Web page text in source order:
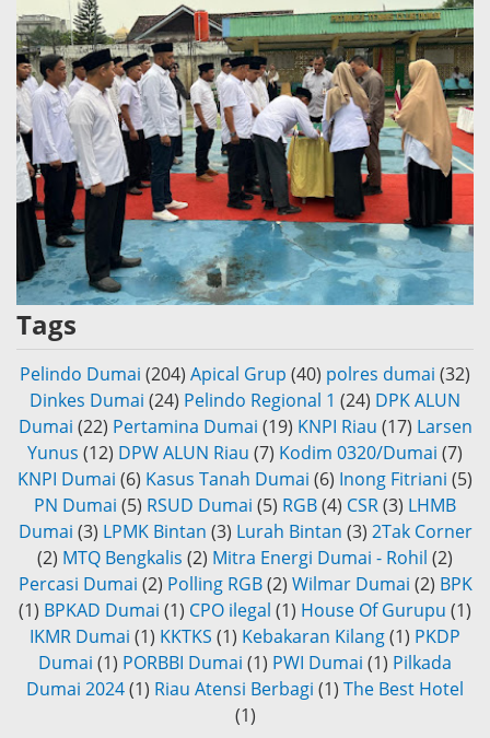
Tags
Pelindo Dumai (204) Apical Grup (40) polres dumai (32)
Dinkes Dumai (24) Pelindo Regional 1 (24) DPK ALUN
Dumai (22) Pertamina Dumai (19) KNPI Riau (17) Larsen
Yunus (12) DPW ALUN Riau (7) Kodim 0320/Dumai (7)
KNPI Dumai (6) Kasus Tanah Dumai (6) Inong Fitriani (5)
PN Dumai (5) RSUD Dumai (5) RGB(4) CSR(3) LHMB
Dumai (3) LPMK Bintan (3) Lurah Bintan (3) 2Tak Corner
(2) MTQ Bengkalis (2) Mitra Energi Dumai - Rohil (2)
Percasi Dumai (2) Polling RGB (2) Wilmar Dumai (2) BPK
(1) BPKAD Dumai (1) CPO ilegal (1) House Of Gurupu (1)
IKMR Dumai (1) KKTKS (1) Kebakaran Kilang(1) PKDP
Dumai (1) PORBBI Dumai (1) PWI Dumai (1) Pilkada
Dumai 2024(1) Riau Atensi Berbagi (1) The Best Hotel
(1)